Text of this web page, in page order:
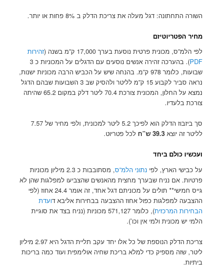
השורה התחתונה: דגל מעלה את צריכת הדלק ב 8% פחות או יותר.
מחיר הפטריוטיזם
לפי הלמ”ס, מכונית פרטית נוסעת בערך 17,000 ק”מ בשנה (
זהירות
PDF
). בהערכה זהירה אנשים נוסעים עם הדגלים על המכוניות כ 3
שבועות, כלומר 978 ק”מ. בהנחה שיש על הכביש הרבה מכוניות ישנות,
נראה סביר לקבוע 15 ק”מ לליטר ולהסיק שב 3 השבועות שבהם הדגל
נמצא על החלון, המכונית צורכת 70.4 ליטר דלק במקום 65.2 שהיתה
צורכת בלעדיו.
סך ביזבוז הדלק הוא לפיכך 5.2 ליטר למכונית, ולפי מחיר של 7.57
לליטר זה יוצא 39.3 ש”ח לכל פטריוט.
ועכשיו כולם ביחד
על כבישי הארץ, לפי נתוני הלמ”ס
, מסתובבות כ 2.3 מיליון מכוניות
פרטיות. אם נניח שבערך מחצית מהאנשים שהצביעו למפלגות שהן לא
גייס חמישי** תולים על מכוניתם דגל אחד, זה אומר 24.4 אחוז (לפי
ההצבעה למפלגות כפול אחוז ההצבעה בבחירות אליבא דועדת
הבחירות המרכזית
), כלומר 571,127 מכוניות (נניח בצד את סוגיית
הלמי יש מכונית ולמי אין וכו’).
צריכת הדלק הנוספת של כל אלו יחד עקב תליית הדגל היא 2.97 מיליון
ליטר, שזה מספיק כדי למלא בריכת שחיה אולימפית ועוד כמה בריכות
ביתיות.